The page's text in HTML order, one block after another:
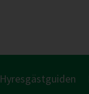
Hyresgästguiden